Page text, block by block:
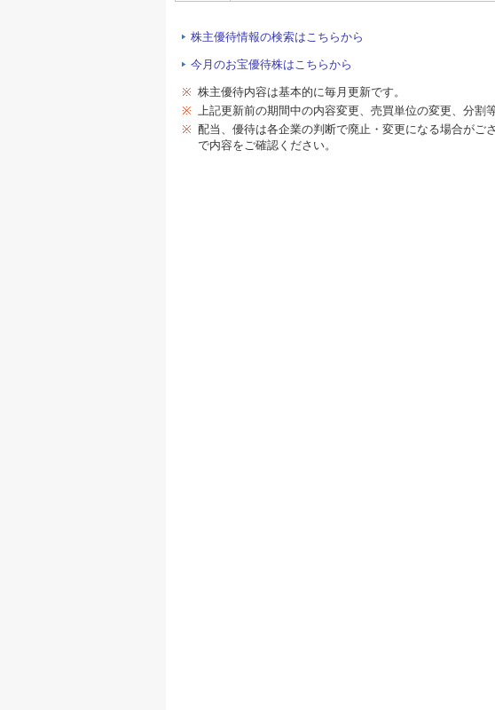
株主優待情報の検索はこちらから
今月のお宝優待株はこちらから
※ 株主優待内容は基本的に毎月更新です。
※ 上記更新前の期間中の内容変更、売買単位の変更、分割
※ 配当、優待は各企業の判断で廃止・変更になる場合がご
で内容をご確認ください。